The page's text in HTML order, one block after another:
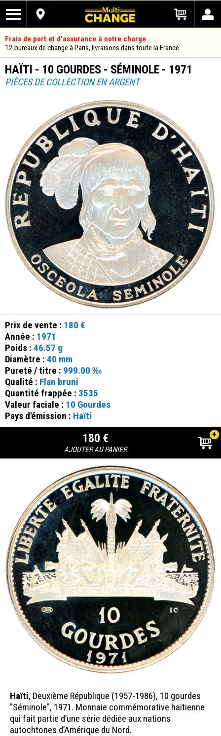
Frais de port et d'assurance à notre charge
12 bureaux de change à Paris, livraisons dans toute la France
HAÏTI - 10 GOURDES - SÉMINOLE - 1971
PIÈCES DE COLLECTION EN ARGENT
Prix de vente : 180 €
Année : 1971
Poids : 46.57 g
Diamètre : 40 mm
Pureté / titre : 999.00 ‰
Qualité : Flan bruni
Quantité frappée : 3535
Valeur faciale : 10 Gourdes
Pays d'émission : Haïti
180 €
AJOUTER AU PANIER
+
Haïti, Deuxième République (1957-1986), 10 gourdes
"Séminole", 1971. Monnaie commémorative haïtienne
qui fait partie d’une série dédiée aux nations
autochtones d’Amérique du Nord.